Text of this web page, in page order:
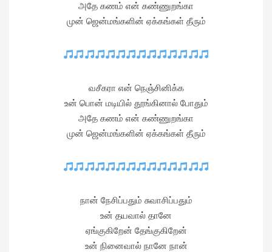
அதே கணம் என் கண்ணுறங்கா
முன் ஜென்மங்களின் ஏக்கங்கள் தீரும்
வசீகரா என் நெஞ்சினிக்க
உன் பொன் மடியில் தூங்கினால் போதும்
அதே கணம் என் கண்ணுறங்கா
முன் ஜென்மங்களின் ஏக்கங்கள் தீரும்
நான் நேசிப்பதும் சுவாசிப்பதும்
உன் தயவால் தானே
ஏங்குகிறேன் தேங்குகிறேன்
உன் நினைவால் நானே நான்